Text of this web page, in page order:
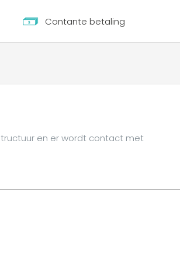
Contante betaling
en er wordt contact met